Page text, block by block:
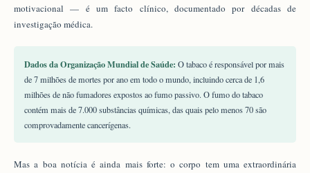
motivacional — é um facto clínico, documentado por décadas de
investigação médica.
Dados da Organização Mundial de Saúde: O tabaco é responsável por mais
de 7 milhões de mortes por ano em todo o mundo, incluindo cerca de 1,6
milhões de não fumadores expostos ao fumo passivo. O fumo do tabaco
contém mais de 7.000 substâncias químicas, das quais pelo menos 70 são
comprovadamente cancerígenas.
Mas a boa notícia é ainda mais forte: o corpo tem uma extraordinária